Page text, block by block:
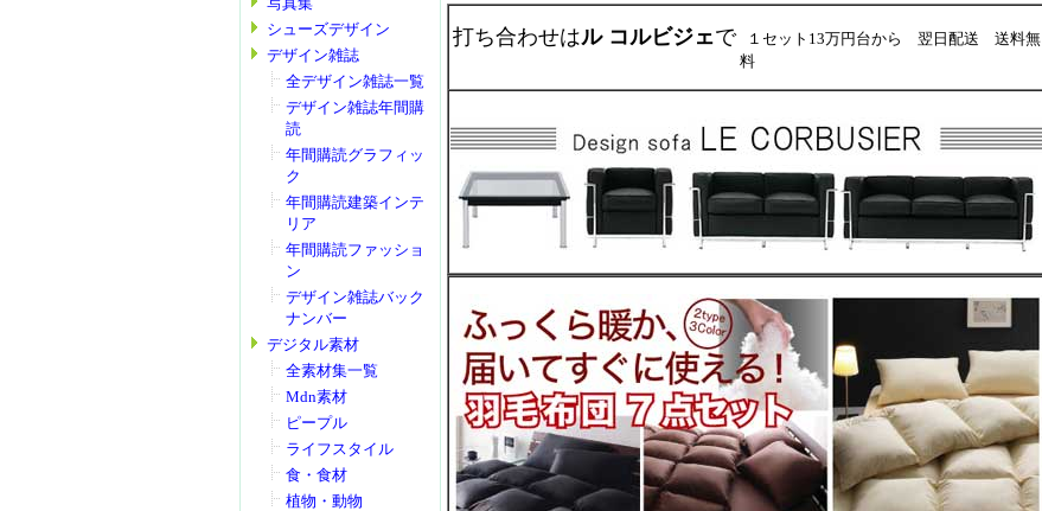
シューズデザイン
デザイン雑誌
全デザイン雑誌一覧
デザイン雑誌年間購
読
年間購読グラフィッ
ク
年間購読建築インテ
リア
年間購読ファッショ
ン
デザイン雑誌バック
ナンバー
デジタル素材
全素材集一覧
Mdn素材
ピープル
ライフスタイル
食・食材
植物・動物
打ち合わせはル コルビジェで
１セット13万円台から 翌日配送 送料無
料